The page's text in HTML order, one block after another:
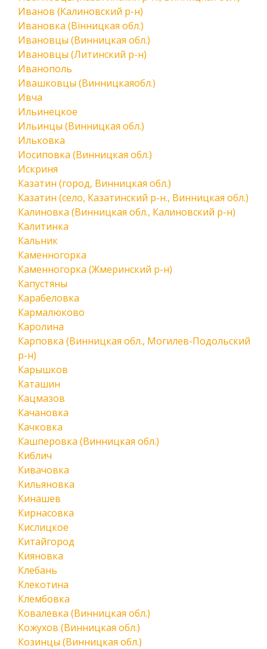
Иванов (Калиновский р-н)
Ивановка (Вінницкая обл.)
Ивановцы (Винницкая обл.)
Ивановцы (Литинский р-н)
Иванополь
Ивашковцы (Винницкаяобл.)
Ивча
Ильинецкое
Ильинцы (Винницкая обл.)
Ильковка
Иосиповка (Винницкая обл.)
Искриня
Казатин (город, Винницкая обл.)
Казатин (село, Казатинский р-н., Винницкая обл.)
Калиновка (Винницкая обл., Калиновский р-н)
Калитинка
Кальник
Каменногорка
Каменногорка (Жмеринский р-н)
Капустяны
Карабеловка
Кармалюково
Каролина
Карповка (Винницкая обл., Могилев-Подольский
р-н)
Карышков
Каташин
Кацмазов
Качановка
Качковка
Кашперовка (Винницкая обл.)
Киблич
Кивачовка
Кильяновка
Кинашев
Кирнасовка
Кислицкое
Китайгород
Кияновка
Клебань
Клекотина
Клембовка
Ковалевка (Винницкая обл.)
Кожухов (Винницкая обл.)
Козинцы (Винницкая обл.)